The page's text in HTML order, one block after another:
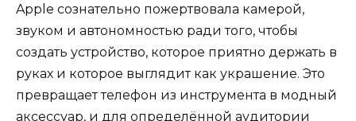
Apple сознательно пожертвовала камерой,
звуком и автономностью ради того, чтобы
создать устройство, которое приятно держать в
руках и которое выглядит как украшение. Это
превращает телефон из инструмента в модный
аксессуар, и для определённой аудитории